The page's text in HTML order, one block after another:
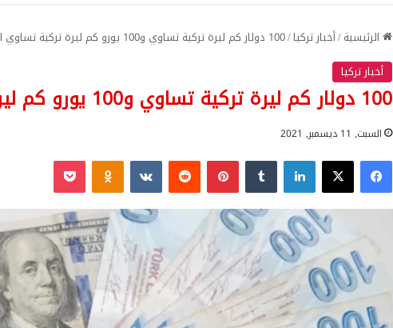
الرئيسية/أخبار تركيا/100 دولار كم ليرة تركية تساوي و100 يورو كم ليرة تركية تساوي اليوم
أخبار تركيا
100 دولار كم ليرة تركية تساوي و100 يورو كم ليرة تركية تساوي اليوم
السبت, 11 ديسمبر, 2021
فيسبوك ‫X لينكدإن بينتيريست